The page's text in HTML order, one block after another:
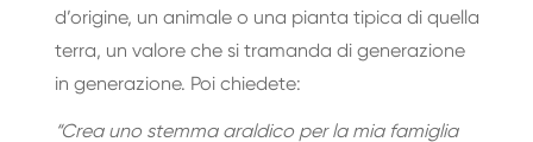
d’origine, un animale o una pianta tipica di quella
terra, un valore che si tramanda di generazione
in generazione. Poi chiedete:
“Crea uno stemma araldico per la mia famiglia